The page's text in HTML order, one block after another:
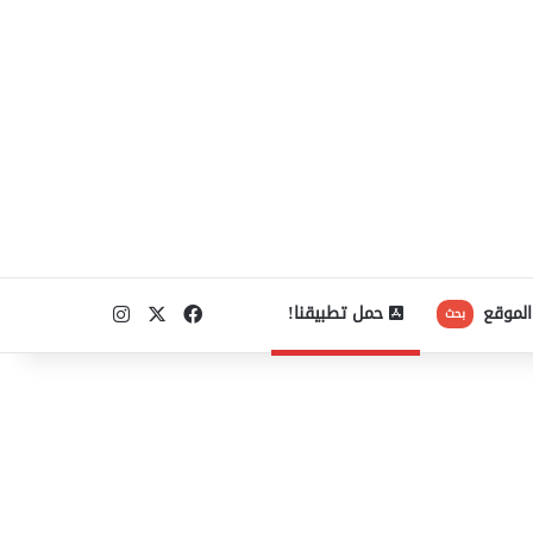
بحث حمل تطبيقنا! فيسبوكانستقرام